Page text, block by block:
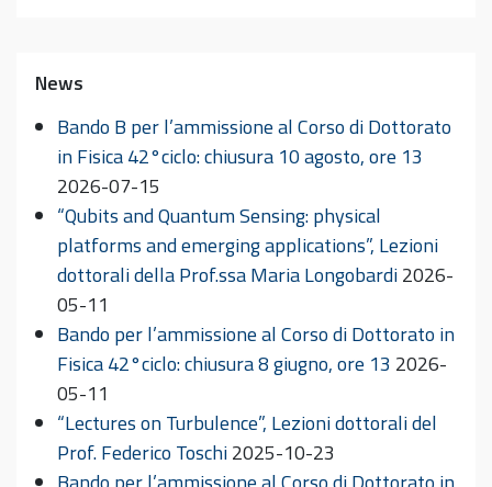
News
Bando B per l’ammissione al Corso di Dottorato
in Fisica 42°ciclo: chiusura 10 agosto, ore 13
2026-07-15
“Qubits and Quantum Sensing: physical
platforms and emerging applications”, Lezioni
dottorali della Prof.ssa Maria Longobardi2026-
05-11
Bando per l’ammissione al Corso di Dottorato in
Fisica 42°ciclo: chiusura 8 giugno, ore 13 2026-
05-11
“Lectures on Turbulence”, Lezioni dottorali del
Prof. Federico Toschi2025-10-23